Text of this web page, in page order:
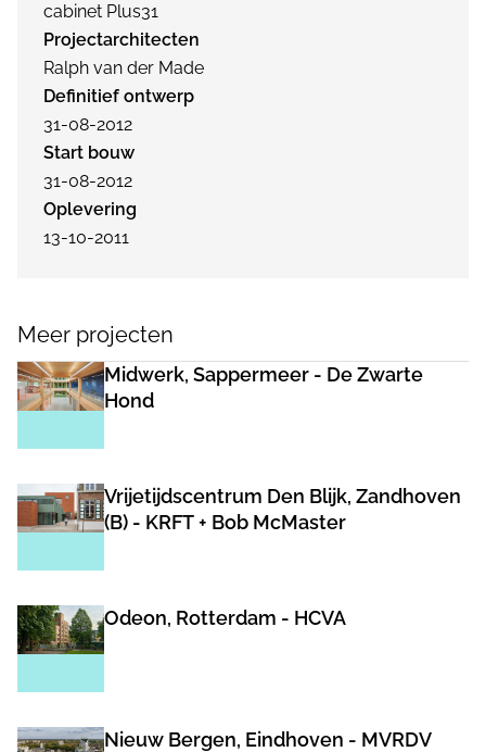
cabinet Plus31
Projectarchitecten
Ralph van der Made
Definitief ontwerp
31-08-2012
Start bouw
31-08-2012
Oplevering
13-10-2011
Meer projecten
Midwerk, Sappermeer - De Zwarte
Hond
Vrijetijdscentrum Den Blijk, Zandhoven
(B) - KRFT + Bob McMaster
Odeon, Rotterdam - HCVA
Nieuw Bergen, Eindhoven - MVRDV